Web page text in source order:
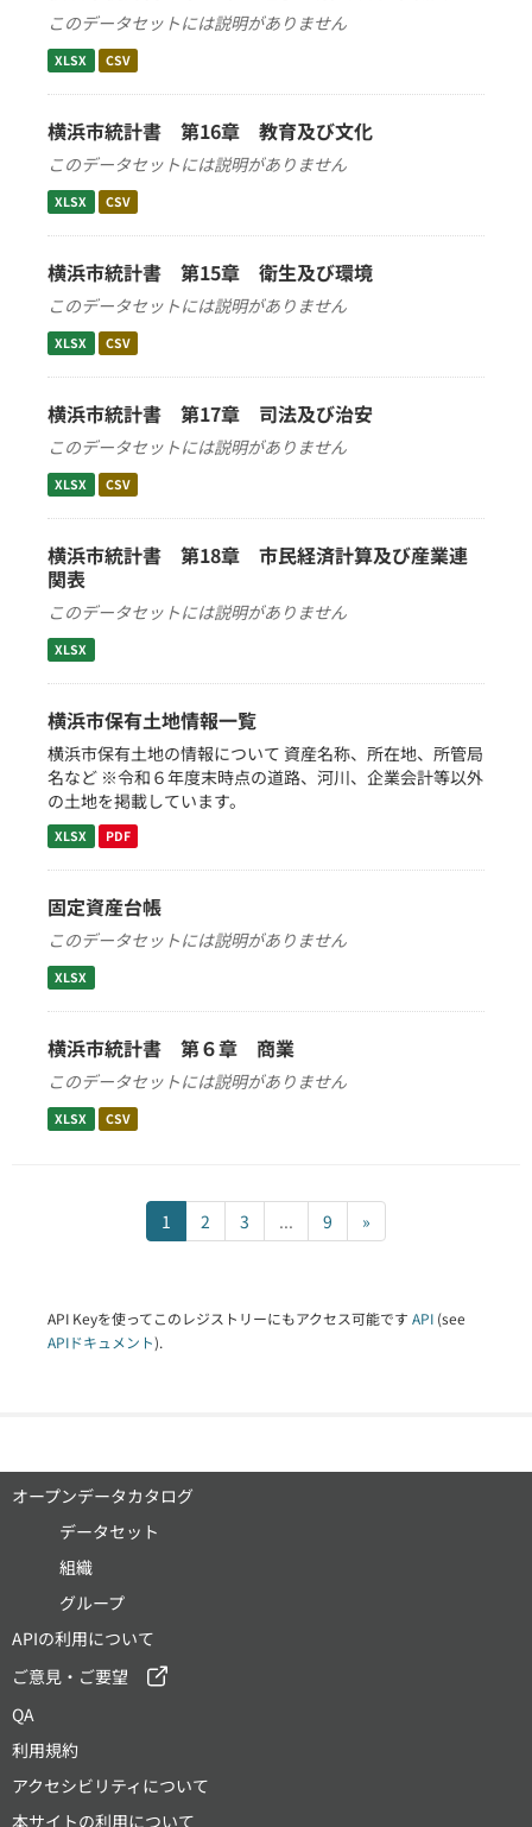
このデータセットには説明がありません
XLSX CSV
横浜市統計書 第16章 教育及び文化
このデータセットには説明がありません
XLSX CSV
横浜市統計書 第15章 衛生及び環境
このデータセットには説明がありません
XLSX CSV
横浜市統計書 第17章 司法及び治安
このデータセットには説明がありません
XLSX CSV
横浜市統計書 第18章 市民経済計算及び産業連
関表
このデータセットには説明がありません
XLSX
横浜市保有土地情報一覧
横浜市保有土地の情報について 資産名称、所在地、所管局
名など ※令和６年度末時点の道路、河川、企業会計等以外
の土地を掲載しています。
XLSX PDF
固定資産台帳
このデータセットには説明がありません
XLSX
横浜市統計書 第６章 商業
このデータセットには説明がありません
XLSX CSV
1 2 3 ... 9 »
API Keyを使ってこのレジストリーにもアクセス可能です API (see
APIドキュメント).
オープンデータカタログ
データセット
組織
グループ
APIの利用について
ご意見・ご要望
QA
利用規約
アクセシビリティについて
本サイトの利用について